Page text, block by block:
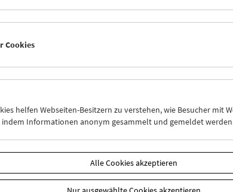
Cookies
helfen Webseiten-Besitzern zu verstehen, wie Besucher mit
indem Informationen anonym gesammelt und gemeldet
Alle Cookies akzeptieren